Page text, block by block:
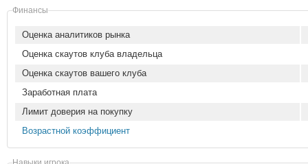
Финансы
Оценка аналитиков рынка
Оценка скаутов клуба владельца
Оценка скаутов вашего клуба
Заработная плата
Лимит доверия на покупку
Возрастной коэффициент